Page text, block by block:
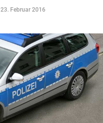
23. Februar 2016